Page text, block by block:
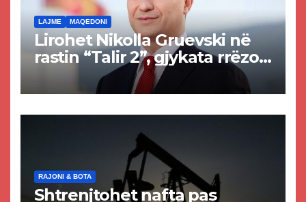
LAJME MAQEDONI
Lirohet Nikolla Gruevski në
rastin “Talir 2”, gjykata rrëzon
akuzat për ndërtimin e
paligjshëm të selisë së
RAJONI & BOTA
Shtrenjtohet nafta pas